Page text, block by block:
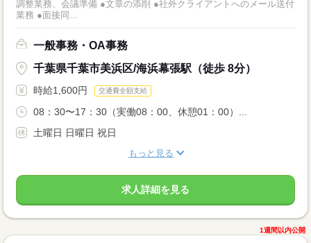
調整業務、会議準備 ●文章の添削 ●社外クライアントへのメール送付
業務 ●面接同...
一般事務・OA事務
千葉県千葉市美浜区/海浜幕張駅（徒歩 8分）
時給1,600円 交通費全額支給
08：30〜17：30（実働08：00、休憩01：00）...
土曜日 日曜日 祝日
もっと見る
求人詳細を見る
1週間以内公開